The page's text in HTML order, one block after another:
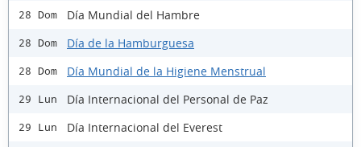
28 Dom Día Mundial del Hambre
28 Dom Día de la Hamburguesa
28 Dom Día Mundial de la Higiene Menstrual
29 Lun Día Internacional del Personal de Paz
29 Lun Día Internacional del Everest